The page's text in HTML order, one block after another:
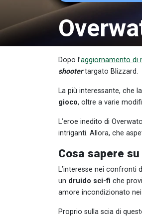
Dopo l’aggiornamento di
shootertargato Blizzard.
La più interessante, che
gioco, oltre a varie
L’eroe inedito di
intriganti. Allora, che
Cosa sapere
L’interesse nei confronti
un druido sci-fi che
amore incondizionato
Proprio sulla scia di